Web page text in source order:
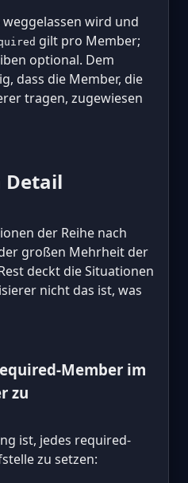
weggelassen wird und
gilt pro Member;
optional. Dem
dass die Member, die
tragen, zugewiesen
Detail
der Reihe nach
großen Mehrheit der
deckt die Situationen
nicht das ist, was
Member im
zu
ist, jedes required-
zu setzen: